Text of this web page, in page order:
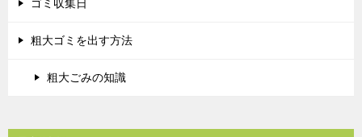
ゴミ収集日
粗大ゴミを出す方法
粗大ごみの知識